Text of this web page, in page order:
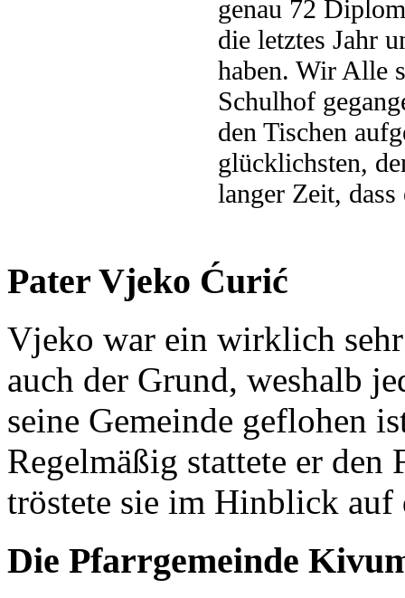
genau 72
die letztes Jahr
haben. Wir Alle
Schulhof
den Tischen
glücklichsten,
langer Zeit,
Pater Vjeko Ćurić
Vjeko war ein wirklich
auch der Grund, weshalb
seine Gemeinde geflohen
Regelmäßig stattete er
tröstete sie im Hinblick
Die Pfarrgemeinde